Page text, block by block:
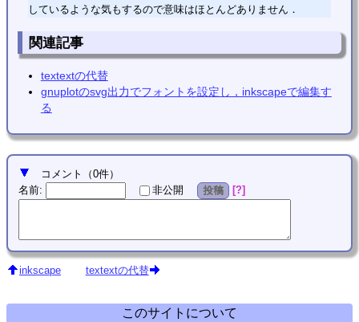
しているような気もするので意味はほとんどありません．
関連記事
textextの代替
gnuplotのsvg出力でフォントを設定し，inkscapeで編集す
る
コメント （0件）
名前: 非公開 投稿 ?
inkscape textextの代替
このサイトについて